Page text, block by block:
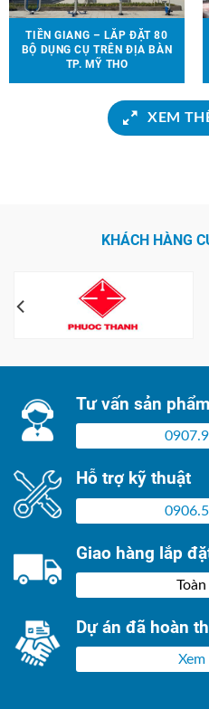
TIỀN GIANG – LẮP ĐẶT 80
BỘ DỤNG CỤ TRÊN ĐỊA BÀN
TP. MỸ THO
XEM
KHÁCH HÀNG
Tư vấn sản phẩm
Hỗ trợ kỹ thuật
Giao hàng lắp
Dự án đã hoàn
Xem